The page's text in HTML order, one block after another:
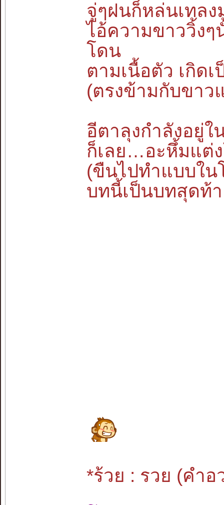
จู่ๆฝนก็หล่นเทล
ไอ้ความขาววิ้ง
โดน
ตามเนื้อตัว เกิด
(ตรงข้ามกับขา
อีตาลุงกำลังอยู่
ก็เลย…อะหึ้มแต่
(ขืนไปทำแบบใน
บทนี้เป็นบทสุดท้
*ร้วย : รวย (คำ